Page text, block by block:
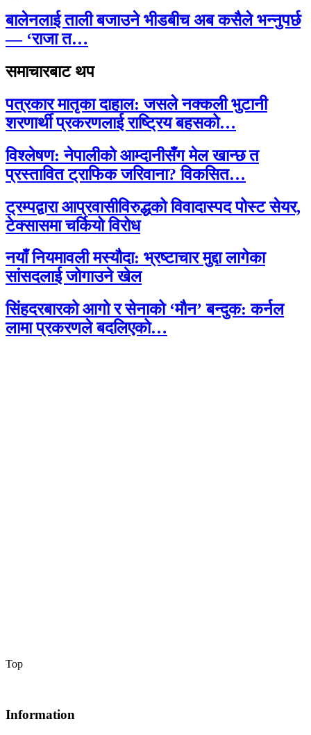
बालेनलाई ताली बजाउने भीडबीच अब कसैले भन्नुपर्छ
— ‘राजा त…
समाचारबाट थप
पत्रकार मातृका दाहाल: जसले नक्कली भुटानी
शरणार्थी प्रकरणलाई राष्ट्रिय बहसको…
विश्लेषण: नेपालीको आम्दानीसँग मेल खान्छ त
प्रस्तावित ट्राफिक जरिवाना? विकसित…
ट्रम्पद्वारा आप्रवासीविरुद्धको विवादास्पद पोस्ट सेयर,
टेक्सासमा चर्कियो विरोध
नयाँ नियमावली मस्यौदा: भ्रष्टाचार मुद्दा लागेका
सांसदलाई जोगाउने खेल
सिंहदरबारको आगो र सेनाको ‘मौन’ बन्दुक: कर्नल
लामा प्रकरणले बदलिएको…
Top
Information